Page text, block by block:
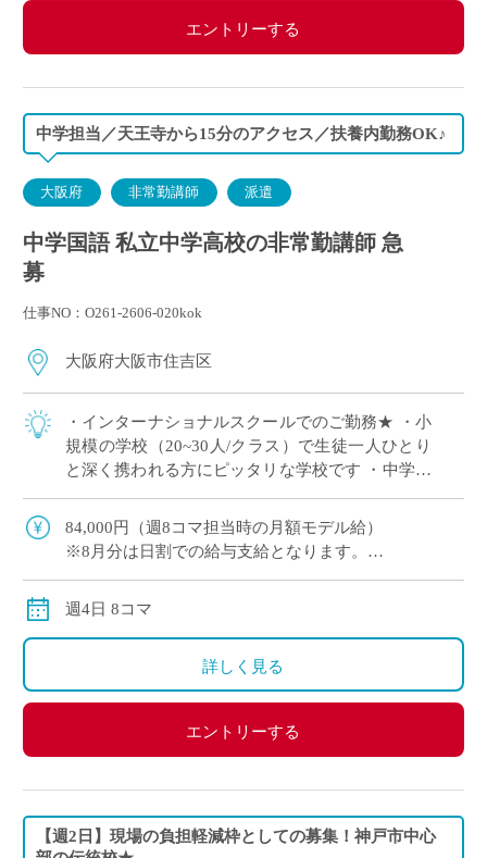
エントリーする
中学担当／天王寺から15分のアクセス／扶養内勤務OK♪
大阪府 非常勤講師 派遣
中学国語 私立中学高校の非常勤講師 急
募
仕事NO：O261-2606-020kok
大阪府大阪市住吉区
・インターナショナルスクールでのご勤務★ ・小
規模の学校（20~30人/クラス）で生徒一人ひとり
と深く携われる方にピッタリな学校です ・中学生
・イースタッフより4月開始の先 […]
84,000円（週8コマ担当時の月額モデル給）
※8月分は日割での給与支給となります。
週4日 8コマ
詳しく見る
エントリーする
【週2日】現場の負担軽減枠としての募集！神戸市中心